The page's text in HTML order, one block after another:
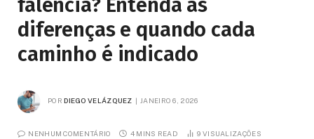
falência? Entenda as
diferenças e quando cada
caminho é indicado
POR DIEGO VELÁZQUEZ JANEIRO 6, 2026
NENHUM COMENTÁRIO 4 MINS READ 9 VISUALIZAÇÕES